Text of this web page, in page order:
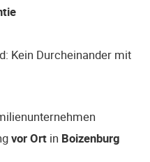
Kein Durcheinander mit
vor Ort in Boizenburg